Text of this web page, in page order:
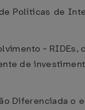
Políticas de
- RIDEs,
de
Diferenciada o